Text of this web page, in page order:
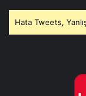
Hata Tweets,